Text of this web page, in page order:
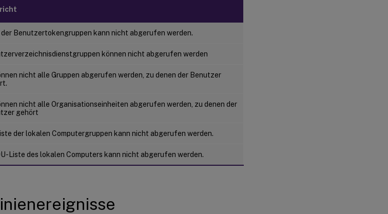
der Benutzertokengruppen kann nicht abgerufen werden.
können nicht abgerufen werden
nicht alle Gruppen abgerufen werden, zu denen der Benutzer
nicht alle Organisationseinheiten abgerufen werden, zu denen der
gehört
der lokalen Computergruppen kann nicht abgerufen werden.
Liste des lokalen Computers kann nicht abgerufen werden.